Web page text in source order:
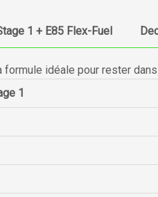
1 + E85 Flex-Fuel
formule idéale pour rester
1